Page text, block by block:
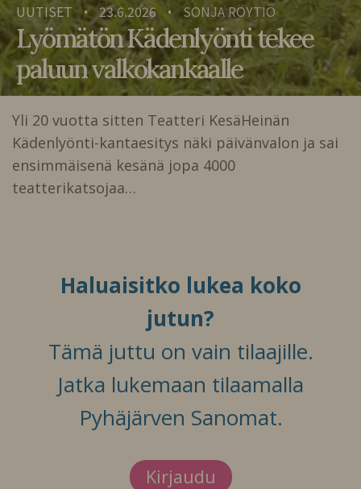
UUTISET • 23.6.2026 • SONJA RÖYTIÖ
Lyömätön Kädenlyönti tekee
paluun valkokankaalle
Yli 20 vuotta sitten Teatteri KesäHeinän
Kädenlyönti-kantaesitys näki päivänvalon ja sai
ensimmäisenä kesänä jopa 4000
teatterikatsojaa…
Haluaisitko lukea koko
jutun?
Tämä juttu on vain tilaajille.
Jatka lukemaan tilaamalla
Pyhäjärven Sanomat.
Kirjaudu